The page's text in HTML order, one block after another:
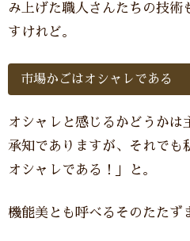
み上げた職人さんたちの技術
すけれど。
市場かごはオシャレである
オシャレと感じるかどうかは
承知でありますが、それでも
オシャレである！」と。
機能美とも呼べるそのたたず